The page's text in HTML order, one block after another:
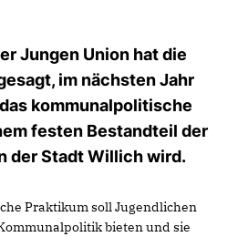
Jungen Union hat die
im nächsten Jahr
kommunalpolitische
festen Bestandteil der
der Stadt Willich wird.
Praktikum soll Jugendlichen
bieten und sie